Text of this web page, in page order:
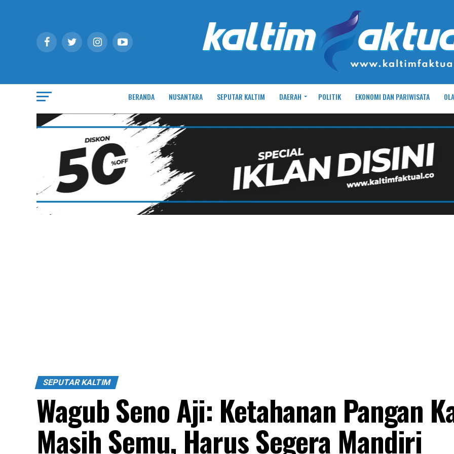
BERANDA NUSANTARA SEPUTAR KALTIM DAERAH POLITIK EKONOMI DAN PARIWISATA
SEPUTAR KALTIM
Wagub Seno Aji: Ketahanan Pangan
Masih Semu, Harus Segera Mandiri